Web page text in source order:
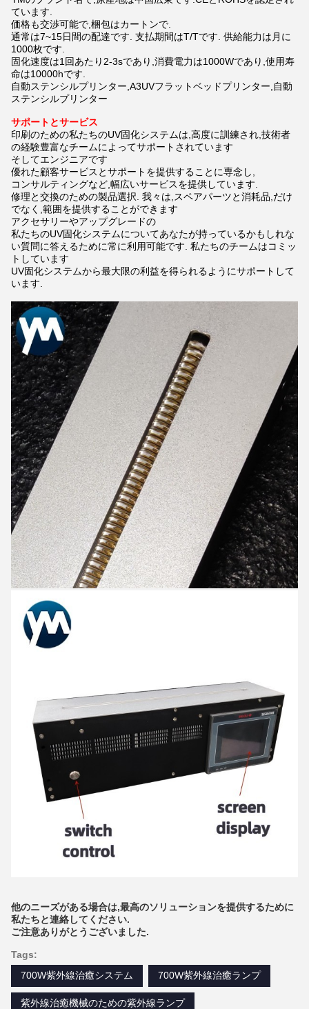
ています.
価格も交渉可能で,梱包はカートンで.
通常は7~15日間の配達です. 支払期間はT/Tです. 供給能力は月に
1000枚です.
固化速度は1回あたり2-3sであり,消費電力は1000Wであり,使用寿
命は10000hです.
自動ステンシルプリンター,A3UVフラットベッドプリンター,自動
ステンシルプリンター
サポートとサービス
印刷のための私たちのUV固化システムは,高度に訓練され,技術者
の経験豊富なチームによってサポートされています
そしてエンジニアです
優れた顧客サービスとサポートを提供することに専念し,
コンサルティングなど,幅広いサービスを提供しています.
修理と交換のための製品選択. 我々は,スペアパーツと消耗品,だけ
でなく,範囲を提供することができます
アクセサリーやアップグレードの
私たちのUV固化システムについてあなたが持っているかもしれな
い質問に答えるために常に利用可能です. 私たちのチームはコミッ
トしています
UV固化システムから最大限の利益を得られるようにサポートして
います.
他のニーズがある場合は,最高のソリューションを提供するために
私たちと連絡してください.
ご注意ありがとうございました.
Tags:
700W紫外線治癒システム
700W紫外線治癒ランプ
紫外線治癒機械のための紫外線ランプ